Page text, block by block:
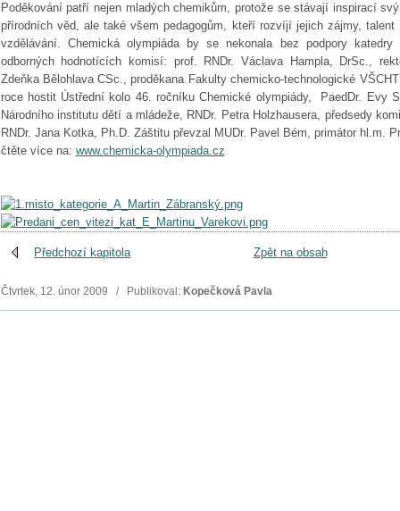
Poděkování patří nejen mladých chemikům, protože se stávají inspirací
přírodních věd, ale také všem pedagogům, kteří rozvíjí jejich zájmy,
vzdělávání. Chemická olympiáda by se nekonala bez podpory katedry
odborných hodnotících komisí: prof. RNDr. Václava Hampla, DrSc.,
Zdeňka Bělohlava CSc., proděkana Fakulty chemicko-technologické
roce hostit Ústřední kolo 46. ročníku Chemické olympiády,
PaedDr. Evy
Národního institutu dětí a mládeže, RNDr. Petra Holzhausera, předsedy
RNDr. Jana Kotka, Ph.D. Záštitu převzal MUDr. Pavel Bém, primátor hl.m.
čtěte více na: www.chemicka-olympiada.cz
Předchozí kapitola Zpět na obsah
Čtvrtek, 12. únor 2009 / Publikoval: Kopečková Pavla